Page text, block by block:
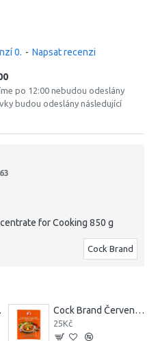
po 12:00 nebudou odeslány
budou odeslány následující
for Cooking 850 g
Cock Brand
0. - Napsat recenzi
g Cock Brand Červená kari pasta 50G
25Kč